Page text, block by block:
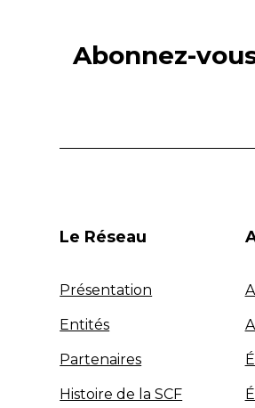
Abonnez-
Le Réseau
Présentation
Entités
Partenaires
Histoire de la SCF